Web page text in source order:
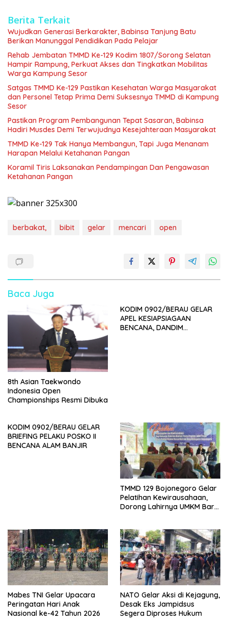
Berita Terkait
Wujudkan Generasi Berkarakter, Babinsa Tanjung Batu
Berikan Manunggal Pendidikan Pada Pelajar
Rehab Jembatan TMMD Ke-129 Kodim 1807/Sorong Selatan
Hampir Rampung, Perkuat Akses dan Tingkatkan Mobilitas
Warga Kampung Sesor
Satgas TMMD Ke-129 Pastikan Kesehatan Warga Masyarakat
dan Personel Tetap Prima Demi Suksesnya TMMD di Kampung
Sesor
Pastikan Program Pembangunan Tepat Sasaran, Babinsa
Hadiri Musdes Demi Terwujudnya Kesejahteraan Masyarakat
TMMD Ke-129 Tak Hanya Membangun, Tapi Juga Menanam
Harapan Melalui Ketahanan Pangan
Koramil Tiris Laksanakan Pendampingan Dan Pengawasan
Ketahanan Pangan
berbakat, bibit gelar mencari open
Baca Juga
8th Asian Taekwondo
Indonesia Open
Championships Resmi Dibuka
KODIM 0902/BERAU GELAR
APEL KESIAPSIAGAAN
BENCANA, DANDIM
KODIM 0902/BERAU GELAR
BRIEFING PELAKU POSKO II
BENCANA ALAM BANJIR
TMMD 129 Bojonegoro Gelar
Pelatihan Kewirausahaan,
Dorong Lahirnya UMKM Baru
Mabes TNI Gelar Upacara
Peringatan Hari Anak
Nasional ke-42 Tahun 2026
NATO Gelar Aksi di Kejagung,
Desak Eks Jampidsus
Segera Diproses Hukum